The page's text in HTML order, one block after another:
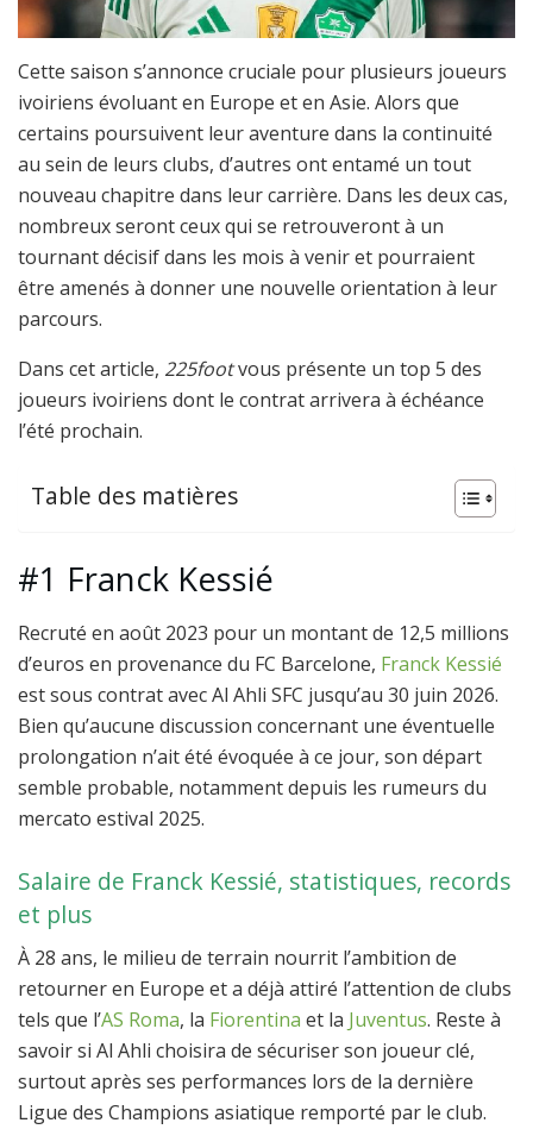
Cette saison s’annonce cruciale pour plusieurs joueurs
ivoiriens évoluant en Europe et en Asie. Alors que
certains poursuivent leur aventure dans la continuité
au sein de leurs clubs, d’autres ont entamé un tout
nouveau chapitre dans leur carrière. Dans les deux cas,
nombreux seront ceux qui se retrouveront à un
tournant décisif dans les mois à venir et pourraient
être amenés à donner une nouvelle orientation à leur
parcours.
Dans cet article, 225footvous présente un top 5 des
joueurs ivoiriens dont le contrat arrivera à échéance
l’été prochain.
Table des matières
#1 Franck Kessié
Recruté en août 2023 pour un montant de 12,5 millions
d’euros en provenance du FC Barcelone, Franck Kessié
est sous contrat avec Al Ahli SFC jusqu’au 30 juin 2026.
Bien qu’aucune discussion concernant une éventuelle
prolongation n’ait été évoquée à ce jour, son départ
semble probable, notamment depuis les rumeurs du
mercato estival 2025.
Salaire de Franck Kessié, statistiques, records
et plus
À 28 ans, le milieu de terrain nourrit l’ambition de
retourner en Europe et a déjà attiré l’attention de clubs
tels que l’AS Roma, la Fiorentina et la Juventus. Reste à
savoir si Al Ahli choisira de sécuriser son joueur clé,
surtout après ses performances lors de la dernière
Ligue des Champions asiatique remporté par le club.